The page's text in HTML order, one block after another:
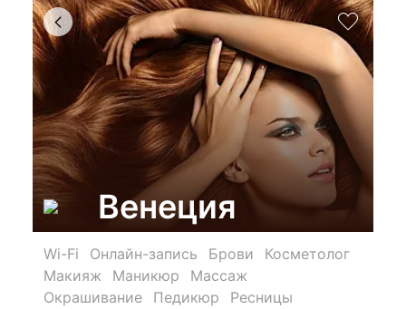
Венеция
Wi-Fi Онлайн-запись Брови
Косметолог
Макияж
Маникюр
Массаж
Окрашивание
Педикюр
Ресницы